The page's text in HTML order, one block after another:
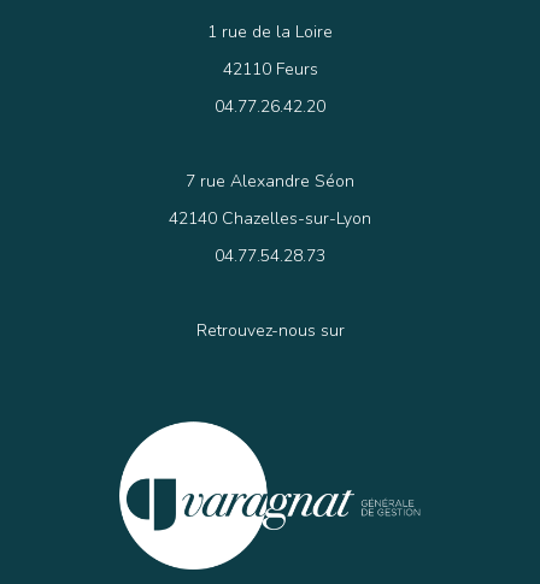
1 rue de la Loire
42110 Feurs
04.77.26.42.20
7 rue Alexandre Séon
42140 Chazelles-sur-Lyon
04.77.54.28.73
Retrouvez-nous sur